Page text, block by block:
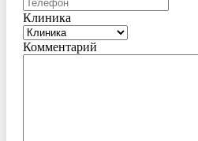
Клиника
Комментарий